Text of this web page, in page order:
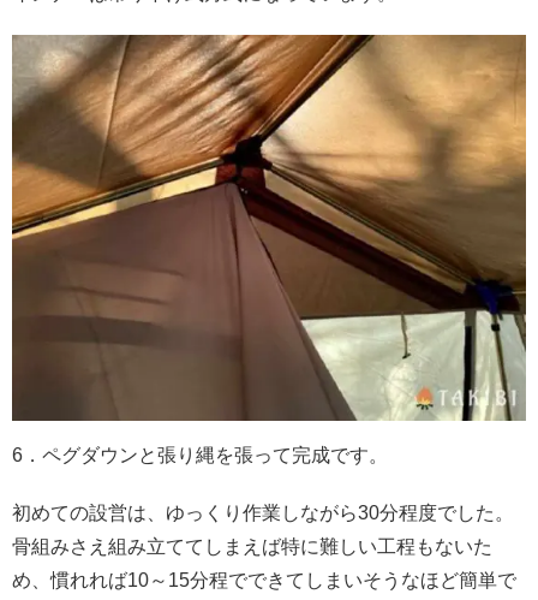
6．ペグダウンと張り縄を張って完成です。
初めての設営は、ゆっくり作業しながら30分程度でした。
骨組みさえ組み立ててしまえば特に難しい工程もないた
め、慣れれば10～15分程でできてしまいそうなほど簡単で